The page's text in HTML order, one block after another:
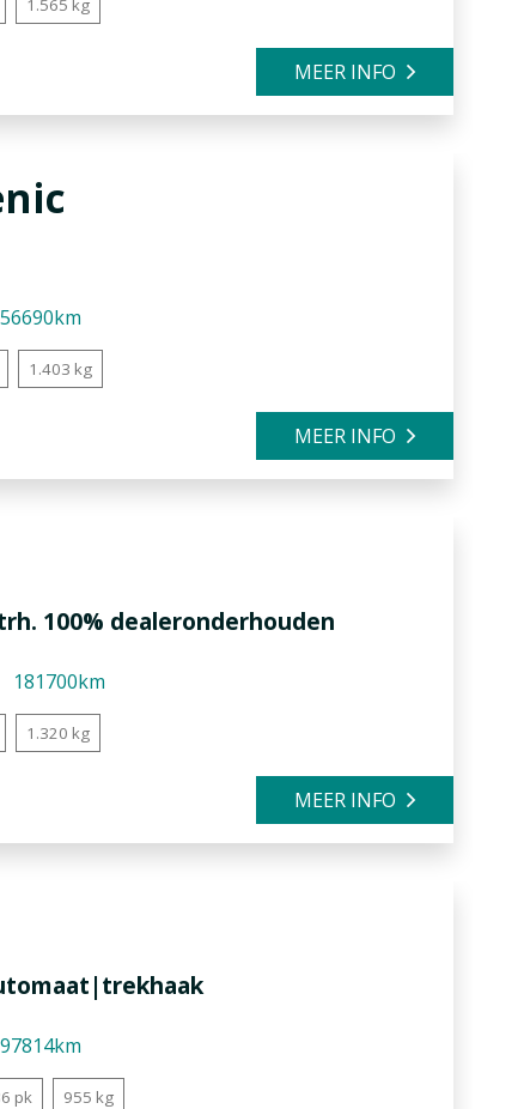
1.565 kg
MEER INFO
56690km
1.403 kg
MEER INFO
100% dealeronderhouden
181700km
1.320 kg
MEER INFO
97814km
pk 955 kg